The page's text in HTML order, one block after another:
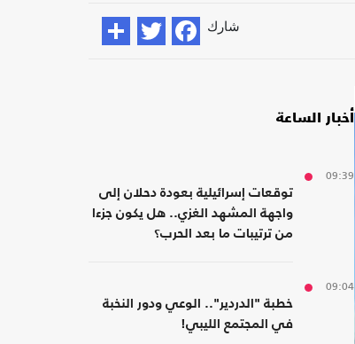
شارك
أخبار الساعة
09:39
توقعات إسرائيلية بعودة دحلان إلى
واجهة المشهد الغزي.. هل يكون جزءا
من ترتيبات ما بعد الحرب؟
09:04
خطبة "الدردير".. الوعي ودور النخبة
في المجتمع الليبي!